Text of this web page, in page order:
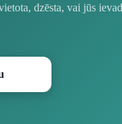
dzēsta, vai jūs